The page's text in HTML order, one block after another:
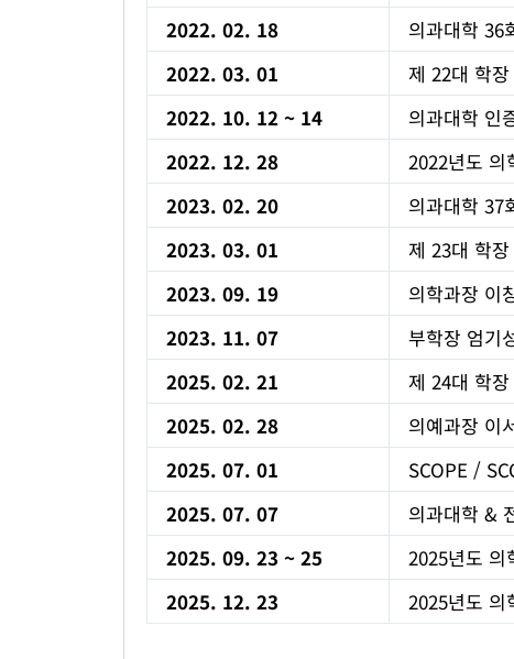
2022. 02. 18
의과대학 36
2022. 03. 01
제 22대 학
2022. 10. 12 ~ 14
의과대학 인
2022. 12. 28
2022년도 의
2023. 02. 20
의과대학 37
2023. 03. 01
제 23대 학
2023. 09. 19
의학과장 이
2023. 11. 07
부학장 엄기
2025. 02. 21
제 24대 학
2025. 02. 28
의예과장 이
2025. 07. 01
SCOPE /
2025. 07. 07
의과대학 &
2025. 09. 23 ~ 25
2025년도 의
2025. 12. 23
2025년도 의